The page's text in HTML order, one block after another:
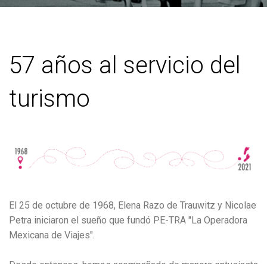
57 años al servicio del
turismo
El 25 de octubre de 1968, Elena Razo de Trauwitz y Nicolae
Petra iniciaron el sueño que fundó PE-TRA "La Operadora
Mexicana de Viajes".